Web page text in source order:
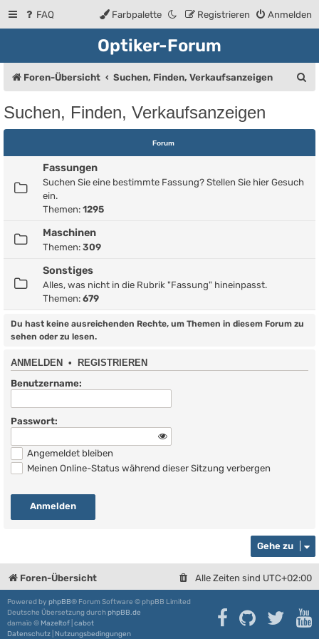
FAQ Anmelden
Registrieren
Farbpalette
Optiker-Forum
Foren-Übersicht Suchen, Finden, Verkaufsanzeigen
e
Suchen, Finden, Verkaufsanzeigen
Forum
Fassungen
Suchen Sie eine bestimmte Fassung? Stellen Sie hier Gesuch
ein.
Themen: 1295
Maschinen
Themen: 309
Sonstiges
Alles, was nicht in die Rubrik "Fassung" hineinpasst.
Themen: 679
Du hast keine ausreichenden Rechte, um Themen in diesem Forum zu
sehen oder zu lesen.
ANMELDEN • REGISTRIEREN
Benutzername:
Passwort:
Angemeldet bleiben
Meinen Online-Status während dieser Sitzung verbergen
Gehe zu
Foren-Übersicht Alle Zeiten sind UTC+02:00
Powered by phpBB® Forum Software © phpBB Limited
Deutsche Übersetzung durchphpBB.de
damaïo © Mazeltof cabot
Datenschutz Nutzungsbedingungen